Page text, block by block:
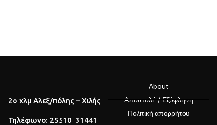
2o χλμ Αλεξ/πόλης – Χιλής
Τηλέφωνο: 25510 31441
Αbout
Αποστολή / Εξόφληση
Πολιτική απορρήτου